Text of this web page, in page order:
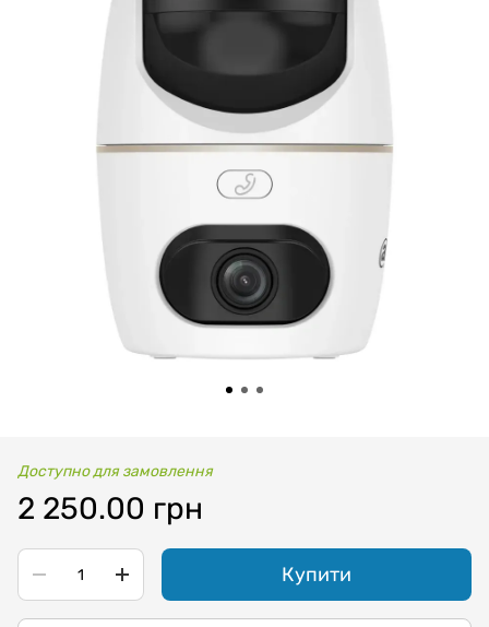
Доступно для замовлення
2 250.00 грн
Купити